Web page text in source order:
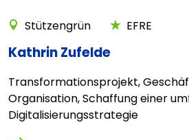
Stützengrün EFRE
Kathrin Zufelde
Transformationsprojekt,
Organisation, Schaffung einer
Digitalisierungsstrategie